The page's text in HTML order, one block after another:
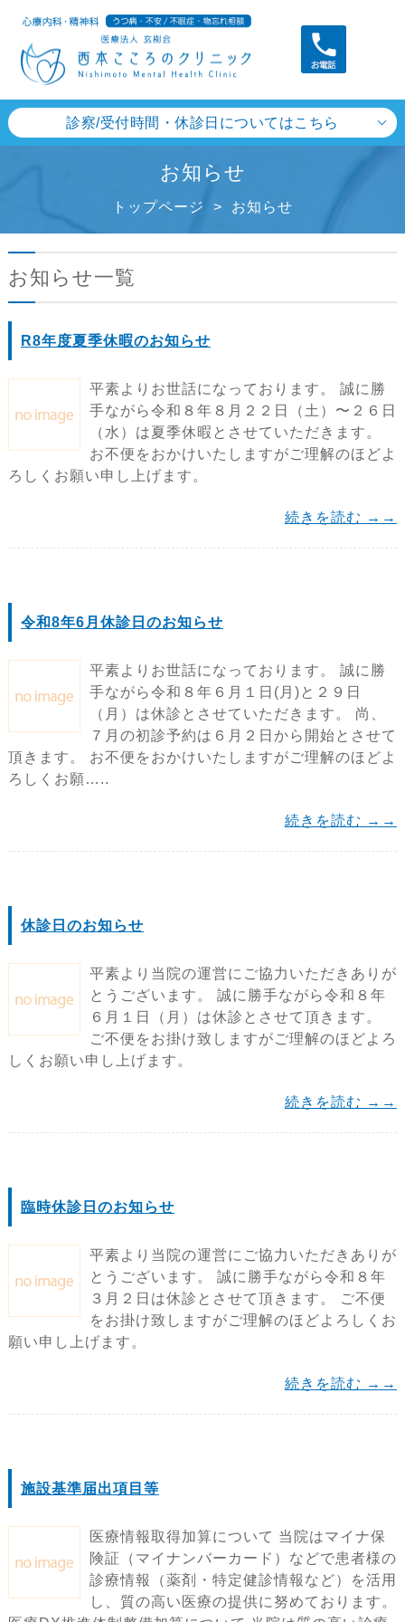
診察/受付時間・休診日についてはこちら
お知らせ
トップページ > お知らせ
お知らせ一覧
R8年度夏季休暇のお知らせ
平素よりお世話になっております。 誠に勝
手ながら令和８年８月２２日（土）〜２６日
（水）は夏季休暇とさせていただきます。
お不便をおかけいたしますがご理解のほどよ
ろしくお願い申し上げます。
続きを読む →→
令和8年6月休診日のお知らせ
平素よりお世話になっております。 誠に勝
手ながら令和８年６月１日(月)と２９日
（月）は休診とさせていただきます。 尚、
７月の初診予約は６月２日から開始とさせて
頂きます。 お不便をおかけいたしますがご理解のほどよ
ろしくお願…..
続きを読む →→
休診日のお知らせ
平素より当院の運営にご協力いただきありが
とうございます。 誠に勝手ながら令和８年
６月１日（月）は休診とさせて頂きます。
ご不便をお掛け致しますがご理解のほどよろ
しくお願い申し上げます。
続きを読む →→
臨時休診日のお知らせ
平素より当院の運営にご協力いただきありが
とうございます。 誠に勝手ながら令和８年
３月２日は休診とさせて頂きます。 ご不便
をお掛け致しますがご理解のほどよろしくお
願い申し上げます。
続きを読む →→
施設基準届出項目等
医療情報取得加算について 当院はマイナ保
険証（マイナンバーカード）などで患者様の
診療情報（薬剤・特定健診情報など）を活用
し、質の高い医療の提供に努めております。